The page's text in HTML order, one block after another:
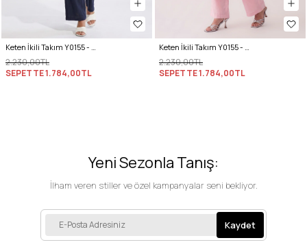
2.230,00TL
SEPETTE1.784,00TL
2.230,00TL
SEPETTE1.784,00TL
Yeni Sezonla Tanış:
İlham veren stiller ve özel kampanyalar seni bekliyor.
Kaydet